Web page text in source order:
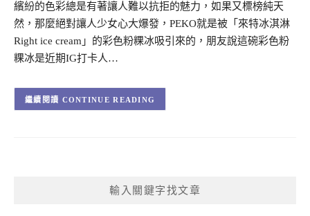
繽紛的色彩總是有著讓人難以抗拒的魅力，如果又標榜純天
然，那麼絕對讓人少女心大爆發，PEKO就是被「來特冰淇淋
Right ice cream」的彩色粉粿冰吸引來的，朋友說這碗彩色粉
粿冰是近期IG打卡人…
CONTINUE READING
輸入關鍵字找文章